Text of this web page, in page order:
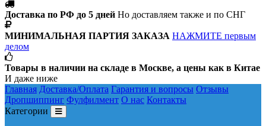
Доставка по РФ до 5 дней Но доставляем также и по СНГ
МИНИМАЛЬНАЯ ПАРТИЯ ЗАКАЗА НАЖМИТЕ первым
делом
Товары в наличии на складе в Москве, а цены как в Китае
И даже ниже
Главная Доставка/Оплата Гарантия и вопросы Отзывы
Дропшиппинг Фулфилмент О нас Контакты
Категории